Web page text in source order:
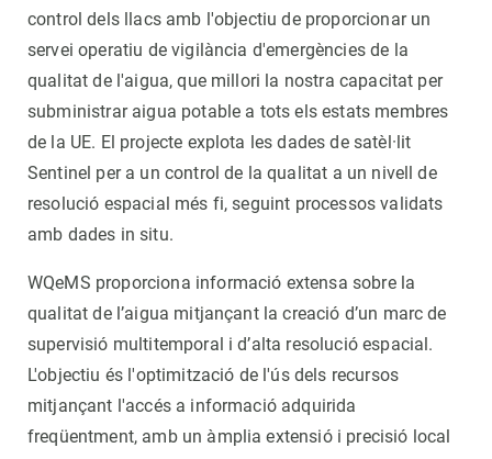
control dels llacs amb l'objectiu de proporcionar un
servei operatiu de vigilància d'emergències de la
qualitat de l'aigua, que millori la nostra capacitat per
subministrar aigua potable a tots els estats membres
de la UE. El projecte explota les dades de satèl·lit
Sentinel per a un control de la qualitat a un nivell de
resolució espacial més fi, seguint processos validats
amb dades in situ.
WQeMS proporciona informació extensa sobre la
qualitat de l’aigua mitjançant la creació d’un marc de
supervisió multitemporal i d’alta resolució espacial.
L'objectiu és l'optimització de l'ús dels recursos
mitjançant l'accés a informació adquirida
freqüentment, amb un àmplia extensió i precisió local